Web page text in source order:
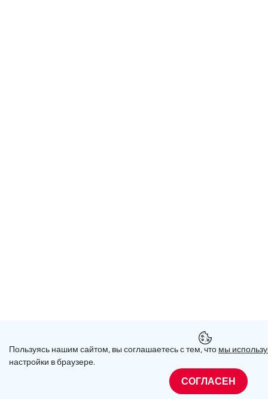
Пользуясь нашим сайтом, вы соглашаетесь с тем, что мы
настройки в браузере.
СОГЛАСЕН